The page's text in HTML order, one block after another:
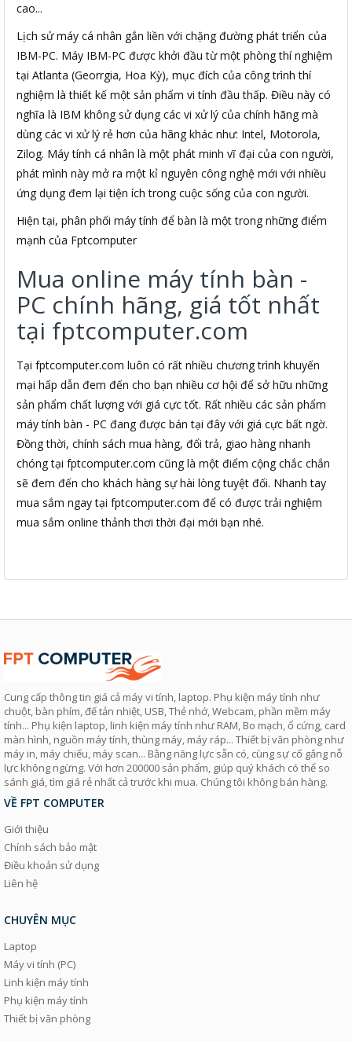
cao...
Lịch sử máy cá nhân gắn liền với chặng đường phát triển của
IBM-PC. Máy IBM-PC được khởi đầu từ một phòng thí nghiệm
tại Atlanta (Georrgia, Hoa Kỳ), mục đích của công trình thí
nghiệm là thiết kế một sản phẩm vi tính đầu thấp. Điều này có
nghĩa là IBM không sử dụng các vi xử lý của chính hãng mà
dùng các vi xử lý rẻ hơn của hãng khác như: Intel, Motorola,
Zilog. Máy tính cá nhân là một phát minh vĩ đại của con người,
phát mình này mở ra một kỉ nguyên công nghệ mới với nhiều
ứng dụng đem lại tiện ích trong cuộc sống của con người.
Hiện tại, phân phối máy tính để bàn là một trong những điểm
mạnh của Fptcomputer
Mua online máy tính bàn -
PC chính hãng, giá tốt nhất
tại fptcomputer.com
Tại fptcomputer.com luôn có rất nhiều chương trình khuyến
mại hấp dẫn đem đến cho bạn nhiều cơ hội để sở hữu những
sản phẩm chất lượng với giá cực tốt. Rất nhiều các sản phẩm
máy tính bàn - PC đang được bán tại đây với giá cực bất ngờ.
Đồng thời, chính sách mua hàng, đổi trả, giao hàng nhanh
chóng tại fptcomputer.com cũng là một điểm cộng chắc chắn
sẽ đem đến cho khách hàng sự hài lòng tuyệt đối. Nhanh tay
mua sắm ngay tại fptcomputer.com để có được trải nghiệm
mua sắm online thảnh thơi thời đại mới bạn nhé.
Cung cấp thông tin giá cả máy vi tính, laptop. Phụ kiện máy tính như
chuột, bàn phím, đế tản nhiệt, USB, Thẻ nhớ, Webcam, phần mềm máy
tính... Phụ kiện laptop, linh kiện máy tính như RAM, Bo mạch, ổ cứng, card
màn hình, nguồn máy tính, thùng máy, máy ráp... Thiết bị văn phòng như
máy in, máy chiếu, máy scan... Bằng năng lực sẵn có, cùng sự cố gắng nỗ
lực không ngừng. Với hơn 200000 sản phẩm, giúp quý khách có thể so
sánh giá, tìm giá rẻ nhất cả trước khi mua. Chúng tôi không bán hàng.
VỀ FPT COMPUTER
Giới thiệu
Chính sách bảo mật
Điều khoản sử dụng
Liên hệ
CHUYÊN MỤC
Laptop
Máy vi tính (PC)
Linh kiện máy tính
Phụ kiện máy tính
Thiết bị văn phòng